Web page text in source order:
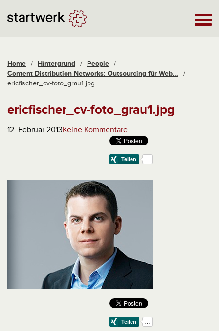
Home / Hintergrund / People /
Content Distribution Networks: Outsourcing für Web...
/
ericfischer_cv-foto_grau1.jpg
ericfischer_cv-foto_grau1.jpg
12. Februar 2013Keine Kommentare